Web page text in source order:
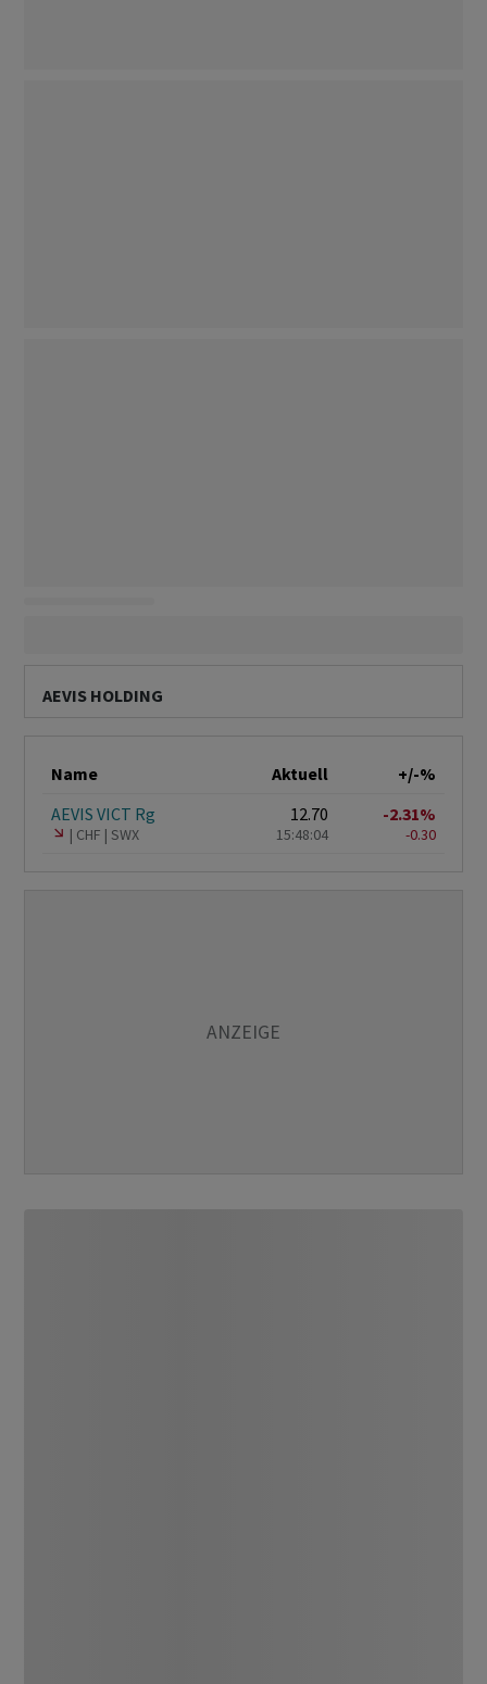
AEVIS HOLDING
Name Aktuell
+/-%
AEVIS VICT Rg
CHF SWX
12.70
15:48:04
-2.31%
-0.30